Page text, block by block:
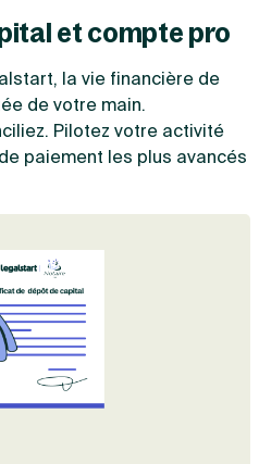
et compte pro
la vie financière de
de votre main.
Pilotez votre activité
paiement les plus avancés